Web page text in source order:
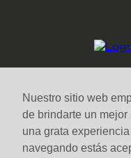
Nuestro sitio web
de brindarte un
una grata
navegando estás
Medios